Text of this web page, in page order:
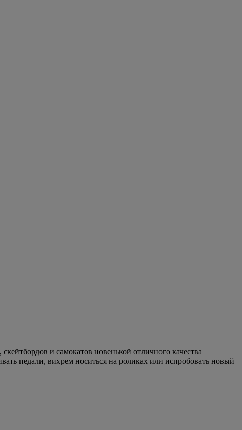
и самокатов новенькой отличного качества
педали, вихрем носиться на роликах или испробовать новый